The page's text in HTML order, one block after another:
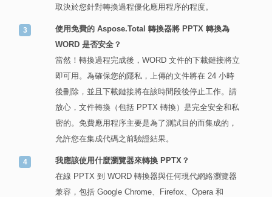
取決於您針對轉換過程優化應用程序的程度。
使用免費的 Aspose.Total 轉換器將 PPTX 轉換為
WORD 是否安全？
當然！轉換過程完成後，WORD 文件的下載鏈接將立
即可用。為確保您的隱私，上傳的文件將在 24 小時
後刪除，並且下載鏈接將在該時間段後停止工作。請
放心，文件轉換（包括 PPTX 轉換）是完全安全和私
密的。免費應用程序主要是為了測試目的而集成的，
允許您在集成代碼之前驗證結果。
我應該使用什麼瀏覽器來轉換 PPTX？
在線 PPTX 到 WORD 轉換器與任何現代網絡瀏覽器
兼容，包括 Google Chrome、Firefox、Opera 和